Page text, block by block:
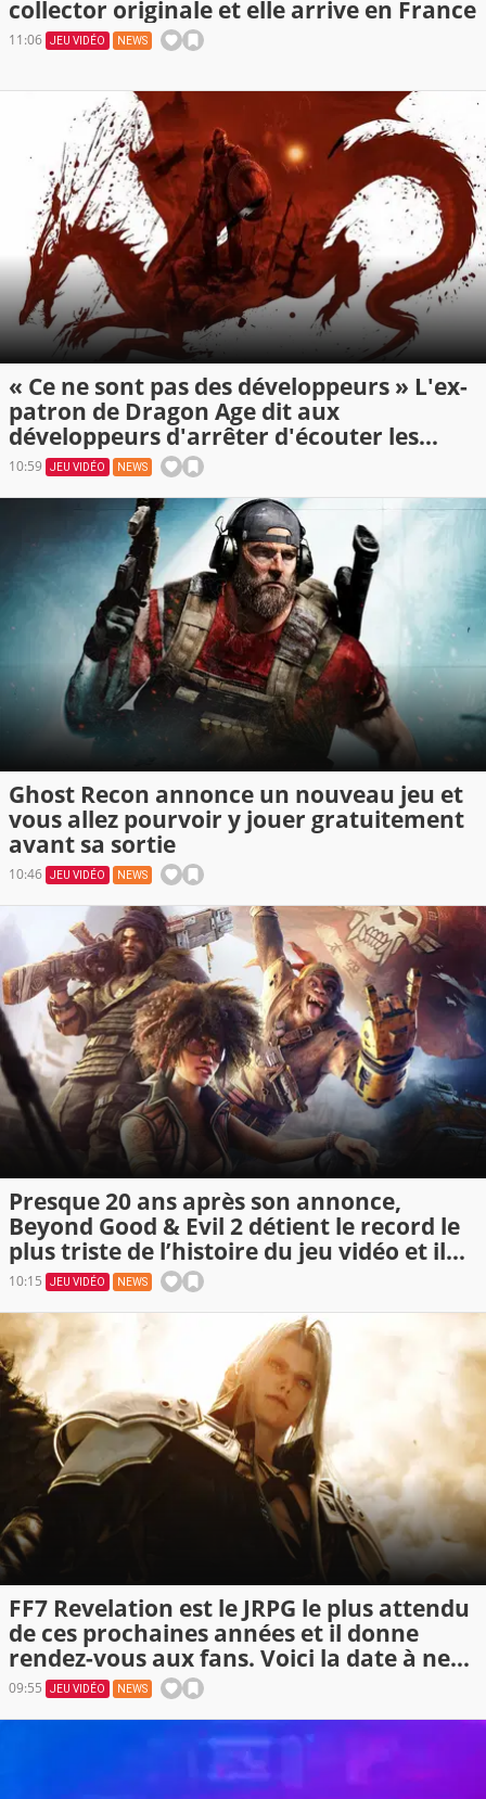
collector originale et elle arrive en France
11:06 JEU VIDÉO NEWS
« Ce ne sont pas des développeurs » L'ex-
patron de Dragon Age dit aux
développeurs d'arrêter d'écouter les
joueurs sur tout, et il a raison
10:59 JEU VIDÉO NEWS
Ghost Recon annonce un nouveau jeu et
vous allez pourvoir y jouer gratuitement
avant sa sortie
10:46 JEU VIDÉO NEWS
Presque 20 ans après son annonce,
Beyond Good & Evil 2 détient le record le
plus triste de l’histoire du jeu vidéo et il
pourrait bientôt être prêt à faire de
grandes annonces
10:15 JEU VIDÉO NEWS
FF7 Revelation est le JRPG le plus attendu
de ces prochaines années et il donne
rendez-vous aux fans. Voici la date à ne
pas manquer
09:55 JEU VIDÉO NEWS